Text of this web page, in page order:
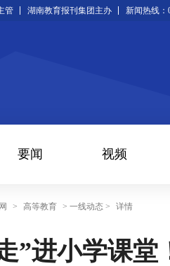
管 湖南教育报刊集团主办 新闻热线：
要闻 视频
> 高等教育 > 一线动态 > 详情
”进小学课